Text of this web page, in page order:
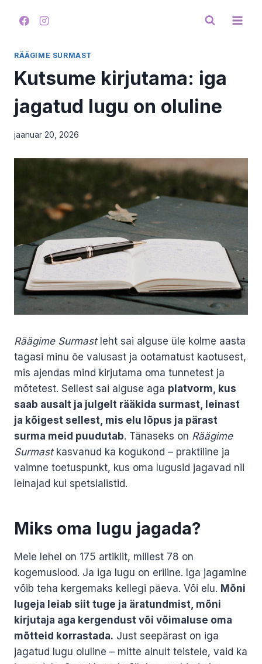
RÄÄGIME SURMAST
Kutsume kirjutama: iga
jagatud lugu on oluline
jaanuar 20, 2026
Räägime Surmastleht sai alguse üle kolme aasta
tagasi minu õe valusast ja ootamatust kaotusest,
mis ajendas mind kirjutama oma tunnetest ja
mõtetest. Sellest sai alguse aga platvorm, kus
saab ausalt ja julgelt rääkida surmast, leinast
ja kõigest sellest, mis elu lõpus ja pärast
surma meid puudutab. Tänaseks on Räägime
Surmastkasvanud ka kogukond – praktiline ja
vaimne toetuspunkt, kus oma lugusid jagavad nii
leinajad kui spetsialistid.
Miks oma lugu jagada?
Meie lehel on 175 artiklit, millest 78 on
kogemuslood. Ja iga lugu on eriline. Iga jagamine
võib teha kergemaks kellegi päeva. Või elu. Mõni
lugeja leiab siit tuge ja äratundmist, mõni
kirjutaja aga kergendust või võimaluse oma
mõtteid korrastada. Just seepärast on iga
jagatud lugu oluline – mitte ainult teistele, vaid ka